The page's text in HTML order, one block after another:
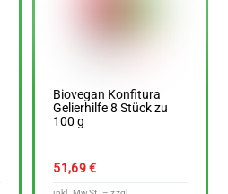
Biovegan Konfitura
Gelierhilfe 8 Stück zu
100 g
51,69€